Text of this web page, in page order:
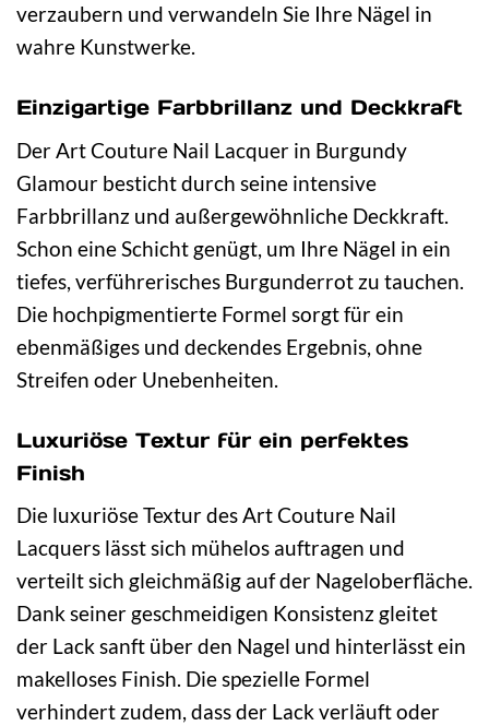
verzaubern und verwandeln Sie Ihre Nägel in
wahre Kunstwerke.
Einzigartige Farbbrillanz und Deckkraft
Der Art Couture Nail Lacquer in Burgundy
Glamour besticht durch seine intensive
Farbbrillanz und außergewöhnliche Deckkraft.
Schon eine Schicht genügt, um Ihre Nägel in ein
tiefes, verführerisches Burgunderrot zu tauchen.
Die hochpigmentierte Formel sorgt für ein
ebenmäßiges und deckendes Ergebnis, ohne
Streifen oder Unebenheiten.
Luxuriöse Textur für ein perfektes
Finish
Die luxuriöse Textur des Art Couture Nail
Lacquers lässt sich mühelos auftragen und
verteilt sich gleichmäßig auf der Nageloberfläche.
Dank seiner geschmeidigen Konsistenz gleitet
der Lack sanft über den Nagel und hinterlässt ein
makelloses Finish. Die spezielle Formel
verhindert zudem, dass der Lack verläuft oder